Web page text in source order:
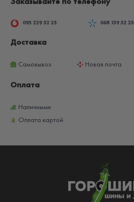
095 229 52 25 068 139 52 25
Доставка
Самовывоз Новая почта
Оплата
Наличными
Оплата картой